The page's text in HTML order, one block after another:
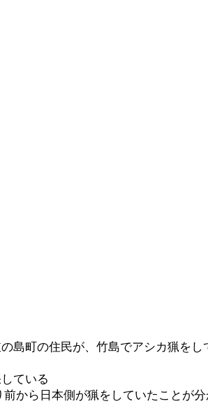
島町の住民が、竹島でアシカ猟をし
ている
から日本側が猟をしていたことが分